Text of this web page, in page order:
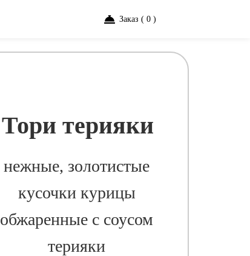
Заказ ( 0 )
Тори терияки
нежные, золотистые
кусочки курицы
обжаренные с соусом
терияки